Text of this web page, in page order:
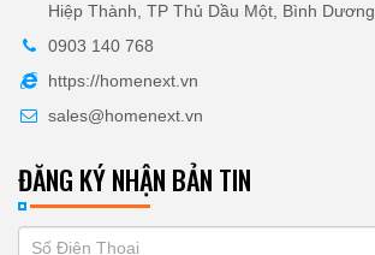
Hiệp Thành, TP Thủ Dầu Một, Bình Dương
0903 140 768
https://homenext.vn
sales@homenext.vn
ĐĂNG KÝ NHẬN BẢN TIN
ĐĂNG